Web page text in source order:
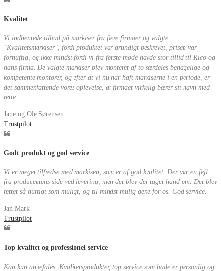
Kvalitet
Vi indhentede tilbud på markiser fra flere firmaer og valgte
"Kvalitetsmarkiser", fordi produktet var grundigt beskrevet, prisen var
fornuftig, og ikke mindst fordi vi fra første møde havde stor tillid til Rico og
hans firma. De valgte markiser blev monteret af to særdeles behagelige og
kompetente montører, og efter at vi nu har haft markiserne i en periode, er
det sammenfattende vores oplevelse, at firmaet virkelig bærer sit navn med
rette.
Jane og Ole Sørensen
Trustpilot
Godt produkt og god service
Vi er meget tilfredse med markisen, som er af god kvalitet. Der var en fejl
fra producentens side ved levering, men det blev der taget hånd om. Det blev
rettet så hurtigt som muligt, og til mindst mulig gene for os. God service.
Jan Mark
Trustpilot
Top kvalitet og professionel service
Kan kun anbefales. Kvalitetsprodukter, top service som både er personlig og